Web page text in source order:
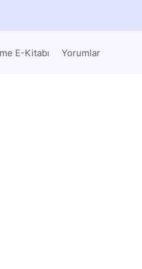
E-Kitabı Yorumlar